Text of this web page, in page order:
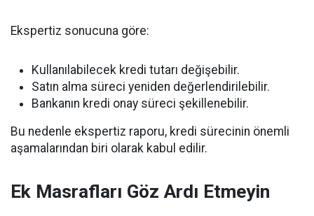
Ekspertiz sonucuna göre:
Kullanılabilecek kredi tutarı değişebilir.
Satın alma süreci yeniden değerlendirilebilir.
Bankanın kredi onay süreci şekillenebilir.
Bu nedenle ekspertiz raporu, kredi sürecinin önemli
aşamalarından biri olarak kabul edilir.
Ek Masrafları Göz Ardı Etmeyin